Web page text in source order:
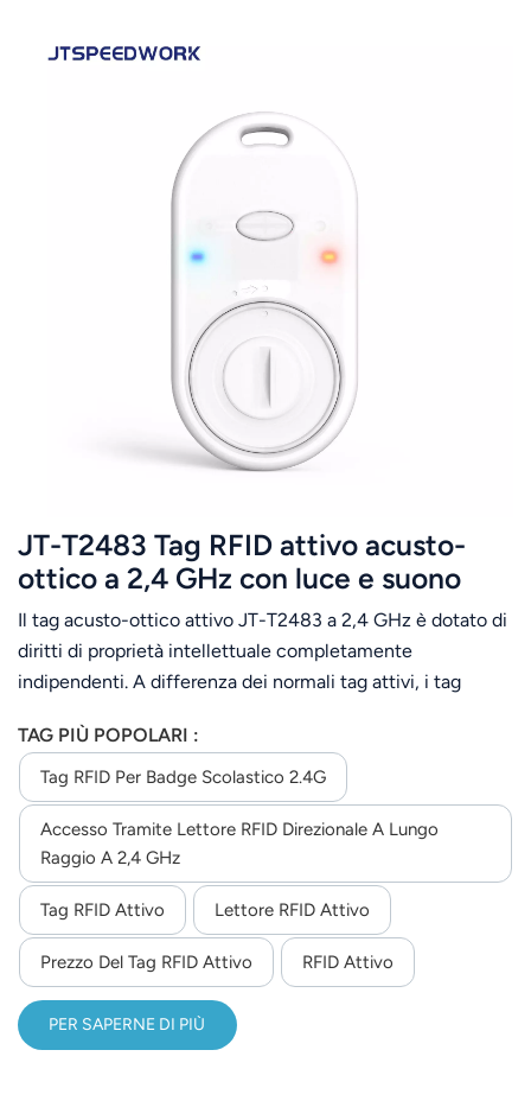
JT-T2483 Tag RFID attivo acusto-
ottico a 2,4 GHz con luce e suono
Il tag acusto-ottico attivo JT-T2483 a 2,4 GHz è dotato di
diritti di proprietà intellettuale completamente
indipendenti. A differenza dei normali tag attivi, i tag
per realizzare funzioni quali la lettura del tag, segnali
acustici e luminosi. Adotta uno specifico meccanismo di
controllo del ricetrasmettitore per mantenere il tag in uno
stato a basso consumo energetico. Il tag può essere
riconosciuto a lunga distanza; in un ambiente con buona
visibilità, la distanza di riconoscimento può raggiungere
stabilmente i 50 metri. Quando il tag comunica con il
lettore, i dati vengono crittografati e, per una corretta
analisi, è necessario implementare il protocollo
appropriato, garantendo la sicurezza della comunicazione.
È adatto a diverse applicazioni, come la gestione delle
TAG PIÙ POPOLARI :
Tag RFID Per Badge Scolastico 2.4G
Accesso Tramite Lettore RFID Direzionale A Lungo
Raggio A 2,4 GHz
Tag RFID Attivo Lettore RFID Attivo
Prezzo Del Tag RFID Attivo RFID Attivo
PER SAPERNE DI PIÙ